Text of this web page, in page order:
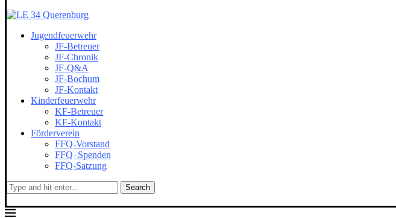
Jugendfeuerwehr
JF-Betreuer
JF-Chronik
JF-Q&A
JF-Bochum
JF-Kontakt
Kinderfeuerwehr
KF-Betreuer
KF-Kontakt
Förderverein
FFQ-Vorstand
FFQ–Spenden
FFQ-Satzung
Search